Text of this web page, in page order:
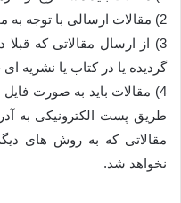
2) مقالات ارسالی با توجه به محورهای همایش پذیرفته می شود.
3) از ارسال مقالاتی که
گردیده یا در کتاب یا
طریق پست الکترونیکی به
مقالاتی که به روش های
نخواهد شد.